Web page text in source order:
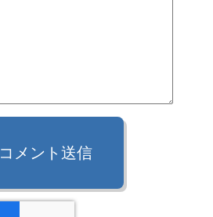
コメント送信